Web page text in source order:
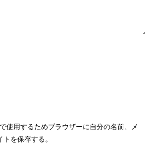
使用するためブラウザーに自分の名前、メ
を保存する。